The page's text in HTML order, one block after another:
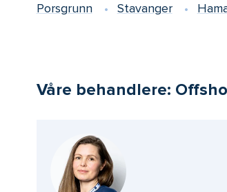
Porsgrunn
Stavanger
Våre behandlere: